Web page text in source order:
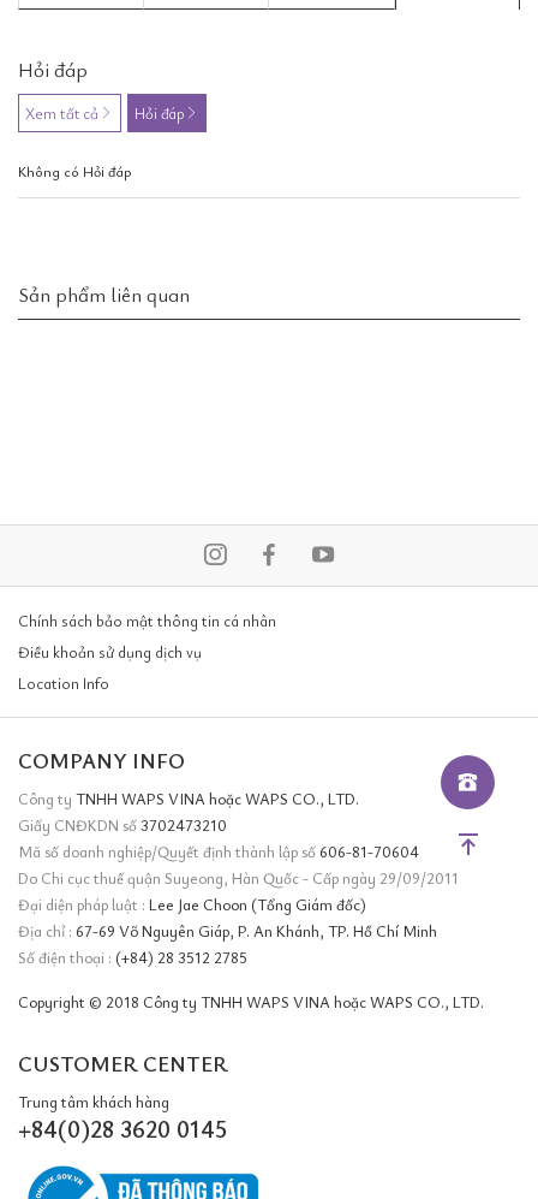
Hỏi đáp
Xem tất cả Hỏi đáp
Không có Hỏi đáp
Sản phẩm liên quan
Chính sách bảo mật thông tin cá nhân
Điều khoản sử dụng dịch vụ
Location Info
COMPANY INFO
Công ty TNHH WAPS VINA hoặc WAPS CO., LTD.
Giấy CNĐKDN số3702473210
Mã số doanh nghiệp/Quyết định thành lập số 606-81-70604
Do Chi cục thuế quận Suyeong, Hàn Quốc - Cấp ngày 29/09/2011
Đại diện pháp luật : Lee Jae Choon (Tổng Giám đốc)
Địa chỉ : 67-69 Võ Nguyên Giáp, P. An Khánh, TP. Hồ Chí Minh
Số điện thoại : (+84) 28 3512 2785
Copyright © 2018 Công ty TNHH WAPS VINA hoặc WAPS CO., LTD.
CUSTOMER CENTER
Trung tâm khách hàng
+84(0)28 3620 0145